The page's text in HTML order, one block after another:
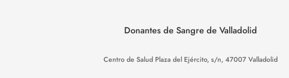
Donantes de Sangre de Valladolid
Centro de Salud Plaza del Ejército, s/n, 47007 Valladolid